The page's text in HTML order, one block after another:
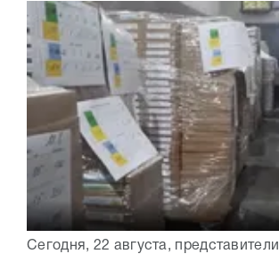
Сегодня, 22 августа, представители